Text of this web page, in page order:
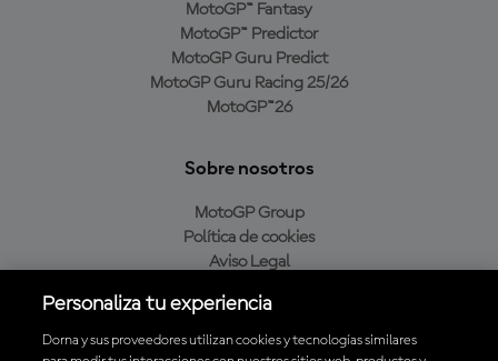
MotoGP™ Fantasy
MotoGP™ Predictor
MotoGP Guru Predict
MotoGP Guru Racing 25/26
MotoGP™26
Sobre nosotros
MotoGP Group
Política de cookies
Aviso Legal
Política de compra
Personaliza tu experiencia
Dorna y sus proveedores utilizan cookies y tecnologías similares